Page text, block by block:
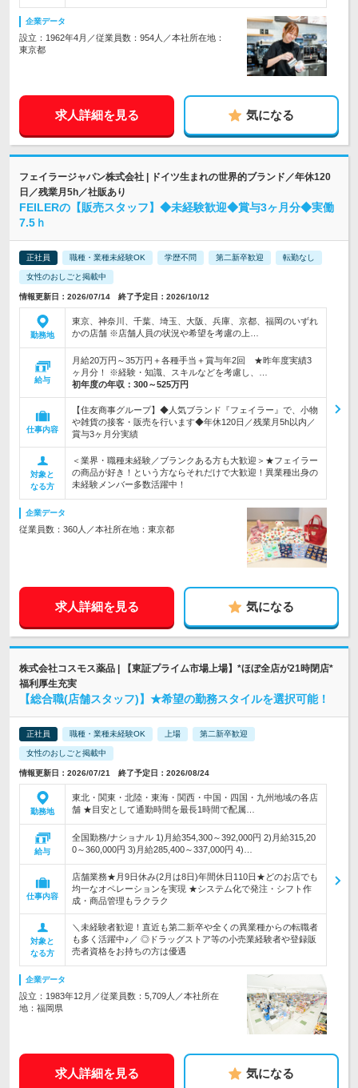
企業データ
設立：1962年4月／従業員数：954人／本社所在地：
東京都
求人詳細を見る 気になる
フェイラージャパン株式会社 | ドイツ生まれの世界的ブランド／年休120
日／残業月5h／社販あり
FEILERの【販売スタッフ】◆未経験歓迎◆賞与3ヶ月分◆実働
7.5ｈ
正社員 職種・業種未経験OK 学歴不問 第二新卒歓迎 転勤なし
女性のおしごと掲載中
情報更新日：2026/07/14 終了予定日：2026/10/12
勤務地
東京、神奈川、千葉、埼玉、大阪、兵庫、京都、福岡のいずれ
かの店舗 ※店舗人員の状況や希望を考慮の上…
給与
月給20万円～35万円＋各種手当＋賞与年2回 ★昨年度実績3
ヶ月分！ ※経験・知識、スキルなどを考慮し、…
初年度の年収： 300～525万円
仕事内容
【住友商事グループ】◆人気ブランド『フェイラー』で、小物
や雑貨の接客・販売を行います◆年休120日／残業月5h以内／
賞与3ヶ月分実績
対象と
なる方
＜業界・職種未経験／ブランクある方も大歓迎＞★フェイラー
の商品が好き！という方ならそれだけで大歓迎！異業種出身の
未経験メンバー多数活躍中！
企業データ
従業員数：360人／本社所在地：東京都
求人詳細を見る 気になる
株式会社コスモス薬品 | 【東証プライム市場上場】*ほぼ全店が21時閉店*
福利厚生充実
【総合職(店舗スタッフ)】★希望の勤務スタイルを選択可能！
正社員 職種・業種未経験OK 上場 第二新卒歓迎
女性のおしごと掲載中
情報更新日：2026/07/21 終了予定日：2026/08/24
勤務地
東北・関東・北陸・東海・関西・中国・四国・九州地域の各店
舗 ★目安として通勤時間を最長1時間で配属…
給与
全国勤務/ナショナル 1)月給354,300～392,000円 2)月給315,20
0～360,000円 3)月給285,400～337,000円 4)…
仕事内容
店舗業務★月9日休み(2月は8日)年間休日110日★どのお店でも
均一なオペレーションを実現 ★システム化で発注・シフト作
成・商品管理もラクラク
対象と
なる方
＼未経験者歓迎！直近も第二新卒や全くの異業種からの転職者
も多く活躍中♪／ ◎ドラッグストア等の小売業経験者や登録販
売者資格をお持ちの方は優遇
企業データ
設立：1983年12月／従業員数：5,709人／本社所在
地：福岡県
求人詳細を見る 気になる